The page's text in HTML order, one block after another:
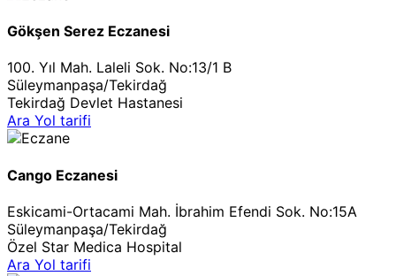
Gökşen Serez Eczanesi
100. Yıl Mah. Laleli Sok. No:13/1 B
Süleymanpaşa/Tekirdağ
Tekirdağ Devlet Hastanesi
Ara Yol tarifi
Cango Eczanesi
Eskicami-Ortacami Mah. İbrahim Efendi Sok. No:15A
Süleymanpaşa/Tekirdağ
Özel Star Medica Hospital
Ara Yol tarifi